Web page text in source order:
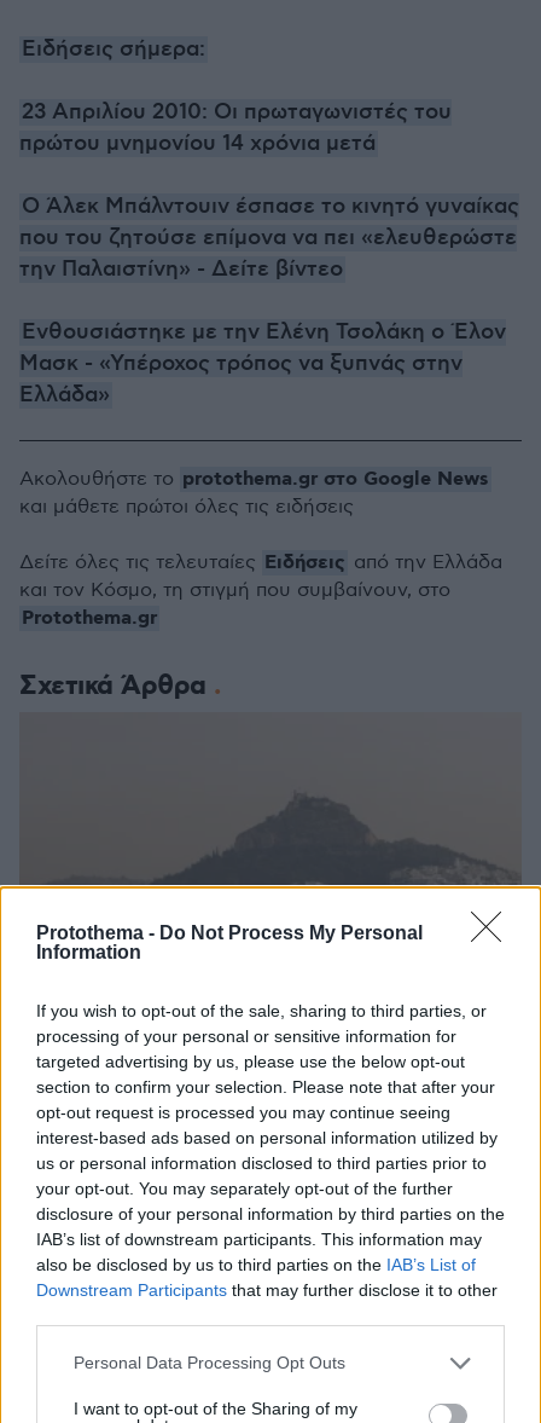
Protothema - Do Not Process My Personal
Information
If you wish to opt-out of the sale, sharing to third parties, or
processing of your personal or sensitive information for
targeted advertising by us, please use the below opt-out
section to confirm your selection. Please note that after your
opt-out request is processed you may continue seeing
interest-based ads based on personal information utilized by
us or personal information disclosed to third parties prior to
your opt-out. You may separately opt-out of the further
disclosure of your personal information by third parties on the
IAB’s list of downstream participants. This information may
also be disclosed by us to third parties on the IAB’s List of
Downstream Participants that may further disclose it to other
Please note that this website/app uses one or more Google
not limited to your visit or usage behaviour. You may click to
Personal Data Processing Opt Outs
I want to opt-out of the Sharing of my
Ειδήσεις σήμερα:
23 Απριλίου 2010: Οι πρωταγωνιστές του
πρώτου μνημονίου 14 χρόνια μετά
Ο Άλεκ Μπάλντουιν έσπασε το κινητό γυναίκας
που του ζητούσε επίμονα να πει «ελευθερώστε
την Παλαιστίνη» - Δείτε βίντεο
Ενθουσιάστηκε με την Ελένη Τσολάκη ο Έλον
Μασκ - «Υπέροχος τρόπος να ξυπνάς στην
Ελλάδα»
Σχετικά Άρθρα
Αυξημένες συγκεντρώσεις σκόνης σήμερα, ζέστη και
λασποβροχές - Τι καιρό θα κάνει το Πάσχα
23.04.2024, 06:11
Thema Insights
Ακολουθήστε το protothema.gr στο Google News
και μάθετε πρώτοι όλες τις ειδήσεις
Δείτε όλες τις τελευταίες Ειδήσεις από την Ελλάδα
και τον Κόσμο, τη στιγμή που συμβαίνουν, στο
Protothema.gr